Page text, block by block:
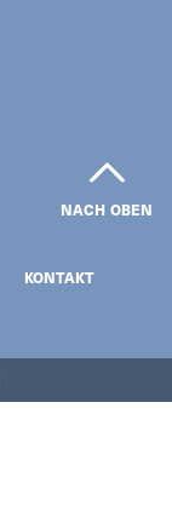
NACH OBEN
KONTAKT